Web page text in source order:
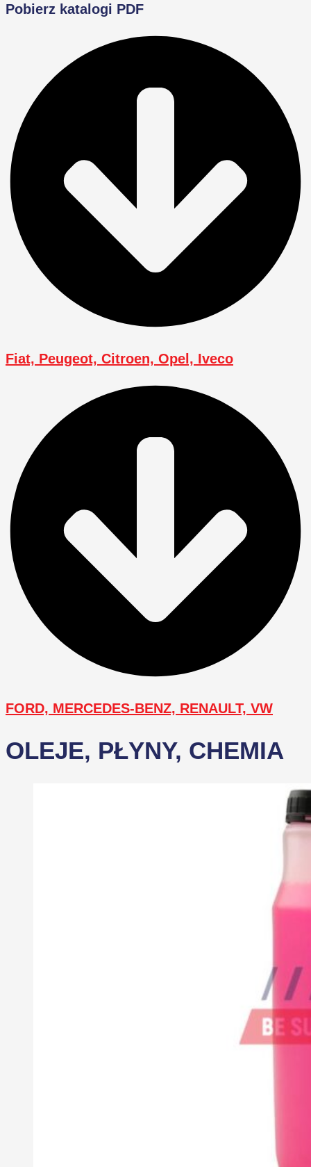
Pobierz katalogi PDF
Fiat, Peugeot, Citroen, Opel, Iveco
FORD, MERCEDES-BENZ, RENAULT, VW
OLEJE, PŁYNY, CHEMIA